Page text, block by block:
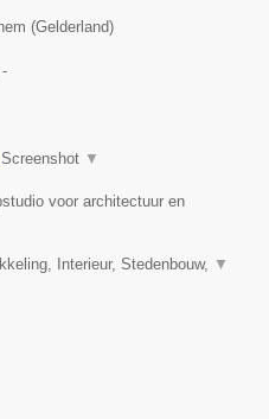
(Gelderland)
-
Screenshot ▼
voor architectuur en
Interieur, Stedenbouw, ▼